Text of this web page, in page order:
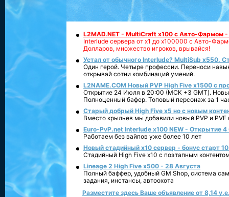
L2MAD.NET - MultiCraft x100 с Авто-Фармом
Interlude сервера от х1 до х100000 с Авто-
Долларов, множество игроков, врывайся!
Устал от обычного Interlude? MultiSub x550.
Один герой. Четыре профессии. Переноси
открывай сотни комбинаций умений.
L2NAME.COM Новый PVP High Five x1500 с
Открытие 24 Июля в 20:00 (МСК +3 GMT).
Полноценный бафер. Топовый персонаж за 1
Старый добрый High Five x5 но с новым
Вместо крыльев мы добавили новый PVP и PVE
Euro-PvP.net Interlude х100 NEW - Открытие 4
Работаем без вайпов уже более 10 лет
Новый стадийный х10 сервер - бонус старт
Стадийный High Five x10 с поэтапным
Lineage 2 High Five x500 - 28 Августа
Полный баффер, удобный GM Shop, система
задания, инстансы, автоохота
Разместите здесь Ваше объявление от 8,14